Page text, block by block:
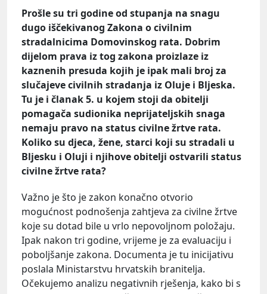
Prošle su tri godine od stupanja na snagu
dugo iščekivanog Zakona o civilnim
stradalnicima Domovinskog rata. Dobrim
dijelom prava iz tog zakona proizlaze iz
kaznenih presuda kojih je ipak mali broj za
slučajeve civilnih stradanja iz Oluje i Bljeska.
Tu je i članak 5. u kojem stoji da obitelji
pomagača sudionika neprijateljskih snaga
nemaju pravo na status civilne žrtve rata.
Koliko su djeca, žene, starci koji su stradali u
Bljesku i Oluji i njihove obitelji ostvarili status
civilne žrtve rata?
Važno je što je zakon konačno otvorio
mogućnost podnošenja zahtjeva za civilne žrtve
koje su dotad bile u vrlo nepovoljnom položaju.
Ipak nakon tri godine, vrijeme je za evaluaciju i
poboljšanje zakona. Documenta je tu inicijativu
poslala Ministarstvu hrvatskih branitelja.
Očekujemo analizu negativnih rješenja, kako bi s